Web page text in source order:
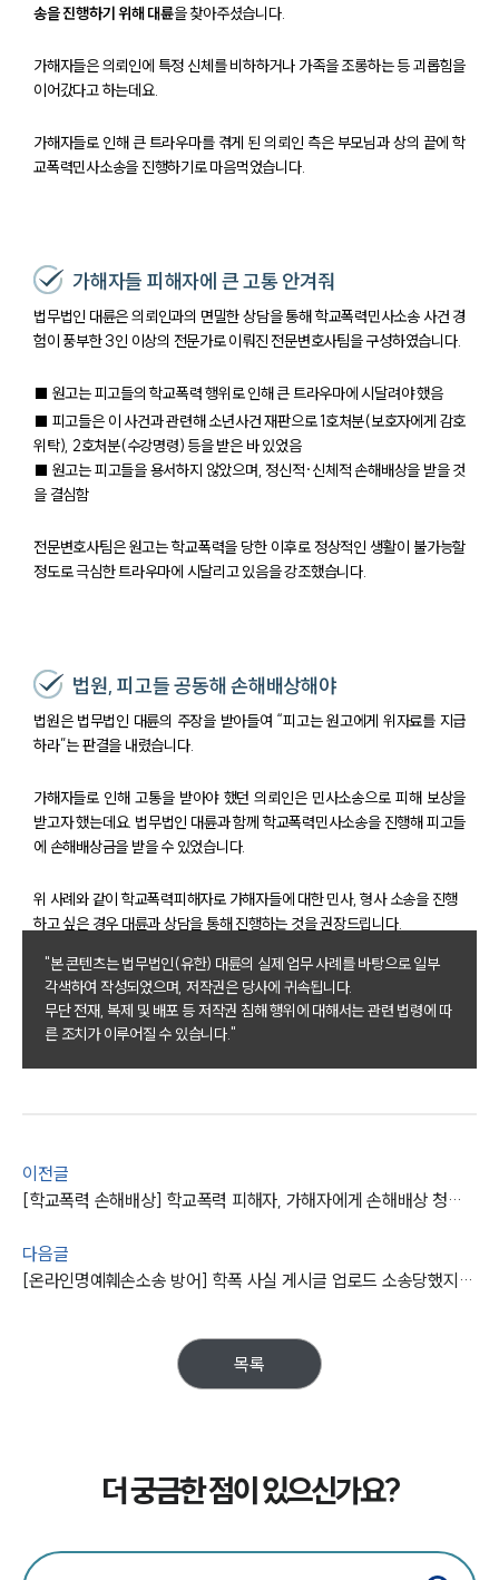
팀소개
대륜의 강점
고객의 소리
업무사례
법률정보
법률지식인
송을 진행하기 위해 대륜을 찾아주셨습니다.
가해자들은 의뢰인에 특정 신체를 비하하거나 가족을 조롱하는 등 괴롭힘을
이어갔다고 하는데요.
가해자들로 인해 큰 트라우마를 겪게 된 의뢰인 측은 부모님과 상의 끝에 학
교폭력민사소송을 진행하기로 마음먹었습니다.
가해자들 피해자에 큰 고통 안겨줘
법무법인 대륜은 의뢰인과의 면밀한 상담을 통해 학교폭력민사소송 사건 경
험이 풍부한 3인 이상의 전문가로 이뤄진 전문변호사팀을 구성하였습니다.
■ 원고는 피고들의 학교폭력 행위로 인해 큰 트라우마에 시달려야 했음
■ 피고들은 이 사건과 관련해 소년사건 재판으로 1호처분(보호자에게 감호
위탁), 2호처분(수강명령) 등을 받은 바 있었음
■ 원고는 피고들을 용서하지 않았으며, 정신적·신체적 손해배상을 받을 것
을 결심함
전문변호사팀은 원고는 학교폭력을 당한 이후로 정상적인 생활이 불가능할
정도로 극심한 트라우마에 시달리고 있음을 강조했습니다.
법원, 피고들 공동해 손해배상해야
법원은 법무법인 대륜의 주장을 받아들여 “피고는 원고에게 위자료를 지급
하라”는 판결을 내렸습니다.
가해자들로 인해 고통을 받아야 했던 의뢰인은 민사소송으로 피해 보상을
받고자 했는데요. 법무법인 대륜과 함께 학교폭력민사소송을 진행해 피고들
에 손해배상금을 받을 수 있었습니다.
위 사례와 같이 학교폭력피해자로 가해자들에 대한 민사, 형사 소송을 진행
하고 싶은 경우 대륜과 상담을 통해 진행하는 것을 권장드립니다.
"본 콘텐츠는 법무법인(유한) 대륜의 실제 업무 사례를 바탕으로 일부
각색하여 작성되었으며, 저작권은 당사에 귀속됩니다.
무단 전재, 복제 및 배포 등 저작권 침해 행위에 대해서는 관련 법령에 따
른 조치가 이루어질 수 있습니다."
이전글
[학교폭력 손해배상] 학교폭력 피해자, 가해자에게 손해배상 청구 1천만 원 판결받아
다음글
[온라인명예훼손소송 방어] 학폭 사실 게시글 업로드 소송당했지만, 평택학폭변호사의 조력으로 방어
목록
더 궁금한 점이 있으신가요?